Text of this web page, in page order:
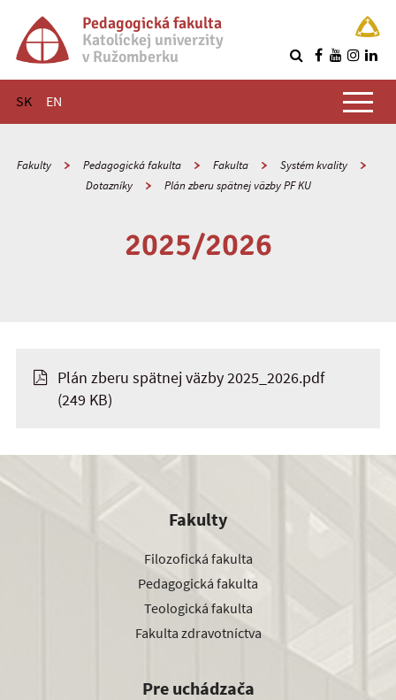
Pedagogická fakulta
Katolíckej univerzity
v Ružomberku
SK EN
Hlavné menu
Fakulty Pedagogická fakulta Fakulta
Systém kvality
Dotazníky
Plán zberu spätnej väzby PF KU
2025/2026
Plán zberu spätnej väzby 2025_2026.pdf
(249 KB)
Fakulty
Filozofická fakulta
Pedagogická fakulta
Teologická fakulta
Fakulta zdravotníctva
Pre uchádzača